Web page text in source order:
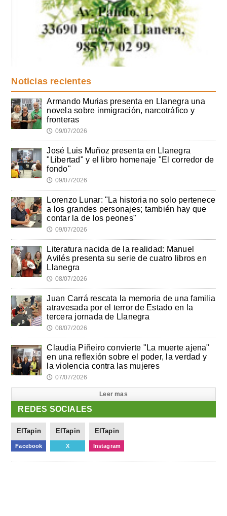
Noticias recientes
Armando Murias presenta en Llanegra una
novela sobre inmigración, narcotráfico y
fronteras
🕔 09/07/2026
José Luis Muñoz presenta en Llanegra
"Libertad" y el libro homenaje "El corredor de
fondo"
🕔 09/07/2026
Lorenzo Lunar: "La historia no solo pertenece
a los grandes personajes; también hay que
contar la de los peones"
🕔 09/07/2026
Literatura nacida de la realidad: Manuel
Avilés presenta su serie de cuatro libros en
Llanegra
🕔 08/07/2026
Juan Carrá rescata la memoria de una familia
atravesada por el terror de Estado en la
tercera jornada de Llanegra
🕔 08/07/2026
Claudia Piñeiro convierte "La muerte ajena"
en una reflexión sobre el poder, la verdad y
la violencia contra las mujeres
🕔 07/07/2026
Leer mas
REDES SOCIALES
ElTapin
Facebook
ElTapin
X
ElTapin
Instagram